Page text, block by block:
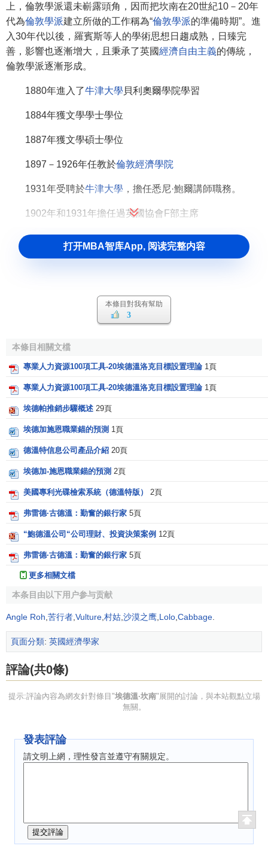
上，倫敦學派還未嶄露頭角，因而把坎南在20世紀10－20年
代為倫敦學派建立所做的工作稱為“倫敦學派的準備時期”。進
入30年代以後，羅賓斯等人的學術思想日趨成熟，日臻完
善，影響也逐漸增大，且秉承了英國經濟自由主義的傳統，
倫敦學派逐漸形成。
1880年進入了牛津大學貝利奧爾學院學習
1884年獲文學學士學位
1887年獲文學碩士學位
1897－1926年任教於倫敦經濟學院
1931年受聘於牛津大學 ，擔任悉尼·鮑爾講師職務。
1902年和1931年擔任過英國協會F部主席
1932－1934年期間擔任過皇家經濟學會會長，並曾榮獲
格拉斯哥大學 名譽法學博士和曼徹斯特大學名譽文學博士的
坎南在經濟學方面的貢獻
他在經濟學方面的貢獻主要體現在以下幾個方面：
1、經濟學說史方面的教學和科研工作。在這一方面，他
有一些引起人們註意的研究成果。
2、編校亞當·斯密的有關著作。如他所編輯的<<
>>，曾一度被認為是最好和最標準的版本。他還在1896年編
3、傳授傳統的經濟學理論
以及他的經濟理論觀點看，坎南深受英國經濟學傳統理論的
影響，並與同一時代著名的經濟學家
如他在1919年以<<紙英鎊>>為題重新出版的<<金塊報告>>
一理論觀點不僅表明瞭坎南在貨幣問題方面的立場，而且直
接導致了在以後的年代中與凱恩斯的衝突。因此，在他去世
以後，<<時代>>周刊在刊登坎南的訃告時，給他冠上了“正統
經濟學家
者，並使他自然地成為
坎南的主要著作有:
<<初級政治經濟學>>（1888年）
<<1776－1848年英國政治經濟學中生產與分配理論史
>>（1893年）
<<經濟展望>>（1912年）
<<國富論>>（1914年）
<<現代通貨及其價值的調節>>（1931年）
<<經濟大恐慌>>（1933年）等
打开MBA智库App, 阅读完整内容
本條目對我有幫助
3
本條目相關文檔
專業人力資源100項工具-20埃德溫洛克目標設置理論 1頁
專業人力資源100項工具-20埃德溫洛克目標設置理論 1頁
埃德帕推銷步驟概述 29頁
埃德加施恩職業錨的預測 1頁
德溫特信息公司產品介紹 20頁
埃德加-施恩職業錨的預測 2頁
美國專利光碟檢索系統（德溫特版） 2頁
弗雷德·古德溫：勤奮的銀行家 5頁
“鮑德溫公司“公司理財、投資決策案例 12頁
弗雷德·古德溫：勤奮的銀行家 5頁
更多相關文檔
本条目由以下用户参与贡献
Angle Roh 苦行者 Vulture 村姑 沙漠之鹰 Lolo Cabbage
頁面分類: 英國經濟學家
評論(共0條)
提示:評論內容為網友針對條目"埃德溫·坎南"展開的討論，與本站觀點立場
無關。
發表評論
請文明上網，理性發言並遵守有關規定。